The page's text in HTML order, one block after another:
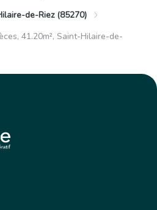
de-Riez (85270)
41.20m², Saint-Hilaire-de-